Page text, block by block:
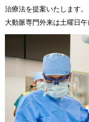
治療法を提案いたします。
大動脈専門外来は土曜日